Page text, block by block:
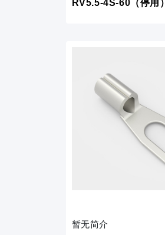
RV5.5-4S-60（停用）
暂无简介